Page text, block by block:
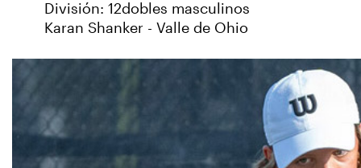
División: 12dobles masculinos
Karan Shanker - Valle de Ohio